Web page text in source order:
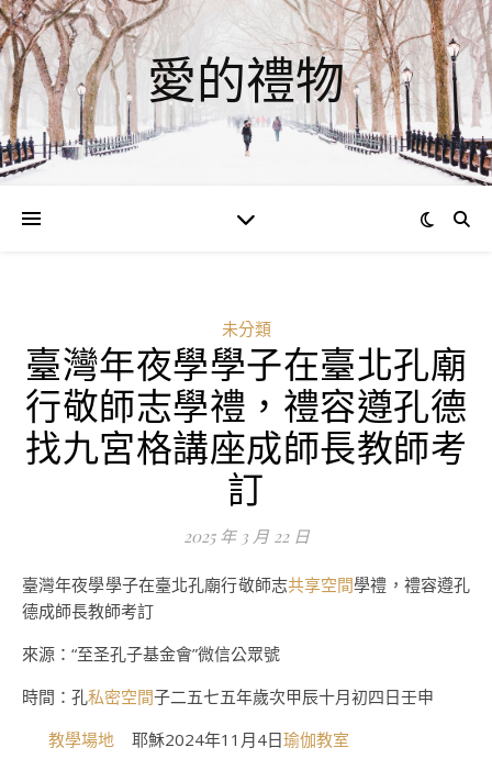
愛的禮物
未分類
臺灣年夜學學子在臺北孔廟
行敬師志學禮，禮容遵孔德
找九宮格講座成師長教師考
訂
2025 年 3 月 22 日
臺灣年夜學學子在臺北孔廟行敬師志共享空間學禮，禮容遵孔
德成師長教師考訂
來源：“至圣孔子基金會”微信公眾號
時間：孔私密空間子二五七五年歲次甲辰十月初四日壬申
教學場地 耶穌2024年11月4日瑜伽教室